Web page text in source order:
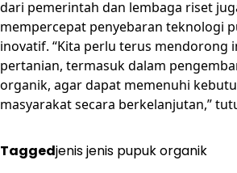
dari pemerintah dan lembaga riset
mempercepat penyebaran teknologi
inovatif. “Kita perlu terus mendorong
pertanian, termasuk dalam
organik, agar dapat memenuhi
masyarakat secara berkelanjutan,”
Taggedjenis jenis pupuk organik